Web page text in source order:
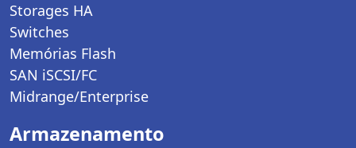
Storages HA
Switches
Memórias Flash
SAN iSCSI/FC
Midrange/Enterprise
Armazenamento